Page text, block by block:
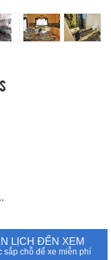
LỊCH ĐẾN XEM
sắp chỗ để xe miễn phí